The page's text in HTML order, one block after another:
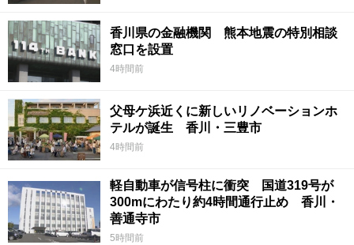
香川県の金融機関 熊本地震の特別相談
窓口を設置
4時間前
父母ケ浜近くに新しいリノベーションホ
テルが誕生 香川・三豊市
4時間前
軽自動車が信号柱に衝突 国道319号が
300mにわたり約4時間通行止め 香川・
善通寺市
5時間前